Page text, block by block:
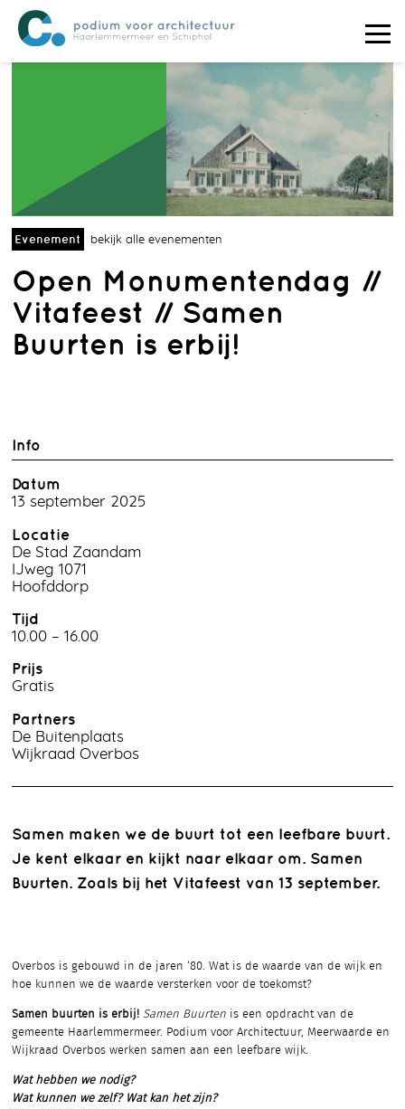
Evenement bekijk alle evenementen
Open Monumentendag //
Vitafeest // Samen
Buurten is erbij!
Info
Datum
13 september 2025
Locatie
De Stad Zaandam
IJweg 1071
Hoofddorp
Tijd
10.00 – 16.00
Prijs
Gratis
Partners
De Buitenplaats
Wijkraad Overbos
Samen maken we de buurt tot een leefbare buurt.
Je kent elkaar en kijkt naar elkaar om. Samen
Buurten. Zoals bij het Vitafeest van 13 september.
Overbos is gebouwd in de jaren ’80. Wat is de waarde van de wijk en
hoe kunnen we de waarde versterken voor de toekomst?
Samen buurten is erbij! Samen Buurten is een opdracht van de
gemeente Haarlemmermeer. Podium voor Architectuur, Meerwaarde en
Wijkraad Overbos werken samen aan een leefbare wijk.
Wat hebben we nodig?
Wat kunnen we zelf? Wat kan het zijn?